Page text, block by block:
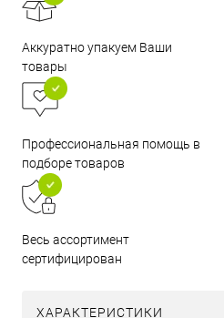
Аккуратно упакуем Ваши
товары
Профессиональная помощь в
подборе товаров
Весь ассортимент
сертифицирован
ХАРАКТЕРИСТИКИ